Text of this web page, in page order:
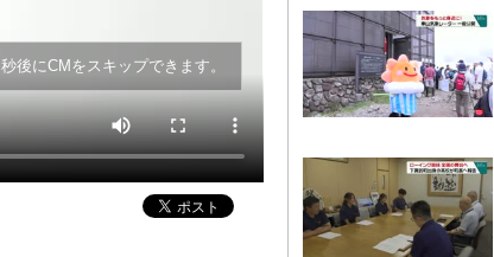
秒後にCMをスキップできます。